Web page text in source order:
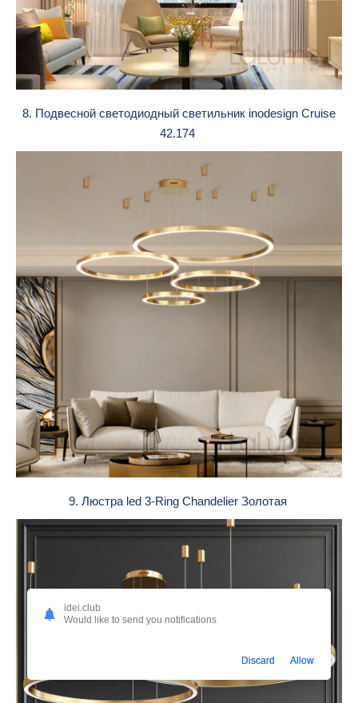
8. Подвесной светодиодный светильник inodesign Cruise
42.174
9. Люстра led 3-Ring Chandelier Золотая
idei.club
Would like to send you notifications
Discard Allow